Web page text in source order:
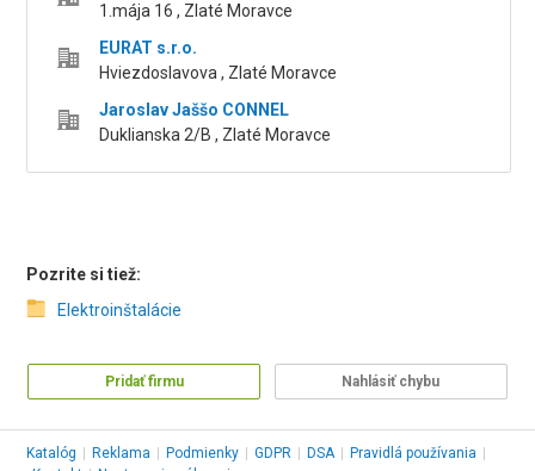
1.mája 16 , Zlaté Moravce
EURAT s.r.o.
Hviezdoslavova , Zlaté Moravce
Jaroslav Jaššo CONNEL
Duklianska 2/B , Zlaté Moravce
Pozrite si tiež:
Elektroinštalácie
Pridať firmu Nahlásiť chybu
Katalóg Reklama Podmienky GDPR DSA Pravidlá používania